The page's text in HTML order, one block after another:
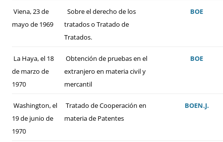
Viena, 23 de
mayo de 1969
Sobre el derecho de los
tratados o Tratado de
Tratados.
BOE
La Haya, el 18
de marzo de
1970
Obtención de pruebas en el
extranjero en materia civil y
mercantil
BOE
Washington, el
19 de junio de
1970
Tratado de Cooperación en
materia de Patentes
BOEN.J.